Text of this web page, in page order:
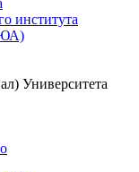
института
Университета